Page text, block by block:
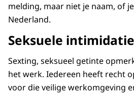
melding, maar niet je naam, of
Nederland.
Seksuele
Sexting, seksueel getinte
het werk. Iedereen heeft recht
voor die veilige werkomgeving